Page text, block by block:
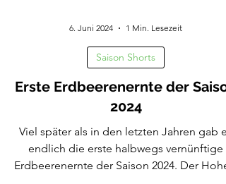
6. Juni 2024 1 Min. Lesezeit
Saison Shorts
Erste Erdbeerenernte der
2024
Viel später als in den letzten Jahren gab es